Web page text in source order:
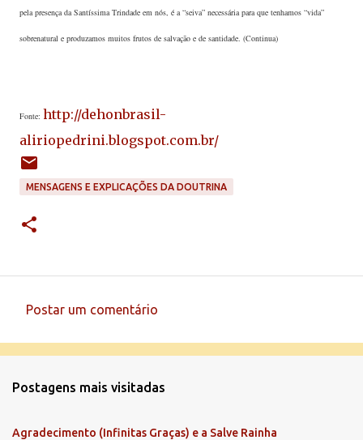
pela presença da Santíssima Trindade em nós, é a “seiva” necessária para que tenhamos “vida”
sobrenatural e produzamos muitos frutos de salvação e de santidade. (Continua)
Fonte: http://dehonbrasil-
aliriopedrini.blogspot.com.br/
MENSAGENS E EXPLICAÇÕES DA DOUTRINA
e
Postar um comentário
Postagens mais visitadas
Agradecimento (Infinitas Graças) e a Salve Rainha